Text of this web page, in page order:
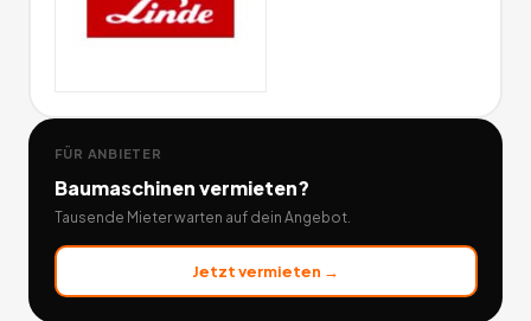
FÜR ANBIETER
Baumaschinenvermieten?
Tausende Mieter warten auf dein Angebot.
Jetzt vermieten →